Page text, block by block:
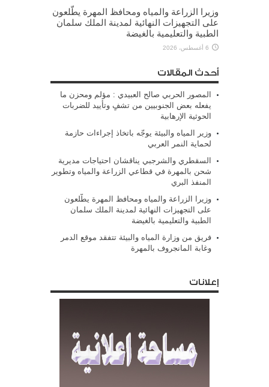
وزيرا الزراعة والمياه ومحافظ المهرة يطّلعون
على التجهيزات النهائية لمدينة الملك سلمان
الطبية والتعليمية بالغيضة
6 أغسطس، 2026
أحدث المقالات
المصور الحربي صالح العبيدي : مؤلم ومحزن ما
يفعله بعض الجنوبيين من تشفٍ وتأييد للضربات
الحوثية الإرهابية
وزير المياه والبيئة يوجّه باتخاذ إجراءات حازمة
لحماية النمر العربي
السقطري والشرجبي يناقشان احتياجات مديرية
شحن بالمهرة في قطاعي الزراعة والمياه وتطوير
المنفذ البري
وزيرا الزراعة والمياه ومحافظ المهرة يطّلعون
على التجهيزات النهائية لمدينة الملك سلمان
الطبية والتعليمية بالغيضة
فريق من وزارة المياه والبيئة تتفقد موقع الدمر
وغابة المانجروف بالمهرة
إعلانات